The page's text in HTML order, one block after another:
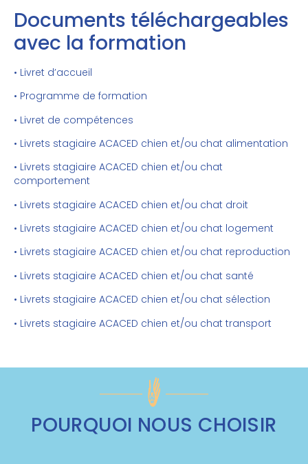
Documents téléchargeables
avec la formation
• Livret d’accueil
• Programme de formation
• Livret de compétences
• Livrets stagiaire ACACED chien et/ou chat alimentation
• Livrets stagiaire ACACED chien et/ou chat
comportement
• Livrets stagiaire ACACED chien et/ou chat droit
• Livrets stagiaire ACACED chien et/ou chat logement
• Livrets stagiaire ACACED chien et/ou chat reproduction
• Livrets stagiaire ACACED chien et/ou chat santé
• Livrets stagiaire ACACED chien et/ou chat sélection
• Livrets stagiaire ACACED chien et/ou chat transport
POURQUOI NOUS CHOISIR